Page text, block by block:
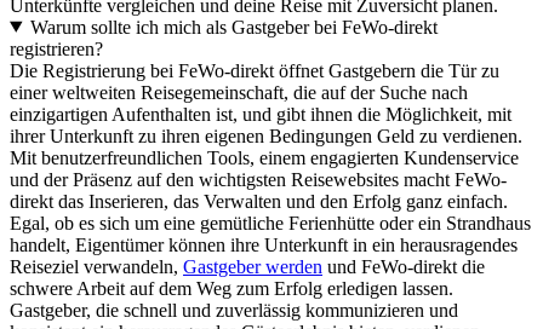
Unterkünfte vergleichen und deine Reise mit Zuversicht planen.
Warum sollte ich mich als Gastgeber bei FeWo-direkt
registrieren?
Die Registrierung bei FeWo-direkt öffnet Gastgebern die Tür zu
einer weltweiten Reisegemeinschaft, die auf der Suche nach
einzigartigen Aufenthalten ist, und gibt ihnen die Möglichkeit, mit
ihrer Unterkunft zu ihren eigenen Bedingungen Geld zu verdienen.
Mit benutzerfreundlichen Tools, einem engagierten Kundenservice
und der Präsenz auf den wichtigsten Reisewebsites macht FeWo-
direkt das Inserieren, das Verwalten und den Erfolg ganz einfach.
Egal, ob es sich um eine gemütliche Ferienhütte oder ein Strandhaus
handelt, Eigentümer können ihre Unterkunft in ein herausragendes
Reiseziel verwandeln, Gastgeber werden und FeWo-direkt die
schwere Arbeit auf dem Weg zum Erfolg erledigen lassen.
Gastgeber, die schnell und zuverlässig kommunizieren und